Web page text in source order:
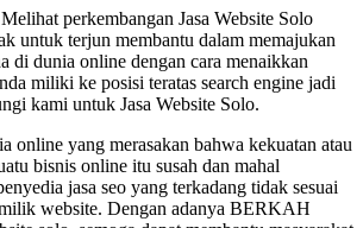
perkembangan Jasa Website Solo
untuk terjun membantu dalam memajukan
di dunia online dengan cara menaikkan
miliki ke posisi teratas search engine jadi
kami untuk Jasa Website Solo.
online yang merasakan bahwa kekuatan atau
bisnis online itu susah dan mahal
jasa seo yang terkadang tidak sesuai
website. Dengan adanya BERKAH